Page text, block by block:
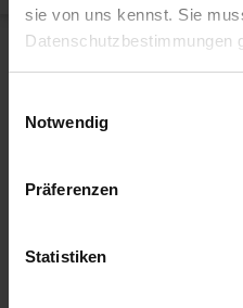
sie von uns kennst. Sie
Datenschutzbestimmungen
Benutzung der Webseite
Webseite zu analysieren
Informationen zu deiner
Notwendig
Präferenzen
Statistiken
Weiter zu
Studiumund